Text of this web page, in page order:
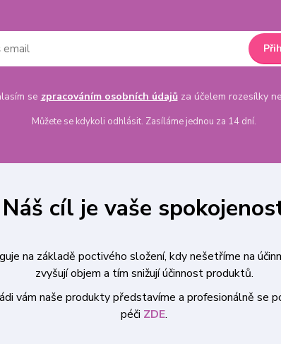
se zpracováním osobních údajůza účelem rozesílky
Můžete se kdykoli odhlásit. Zasíláme jednou za 14 dní.
Náš cíl je vaše
na základě poctivého složení, kdy nešetříme na
zvyšují objem a tím snižují účinnost produktů.
vám naše produkty představíme a profesionálně se
péči ZDE.